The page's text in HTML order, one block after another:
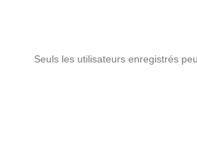
Seuls les utilisateurs enregistrés